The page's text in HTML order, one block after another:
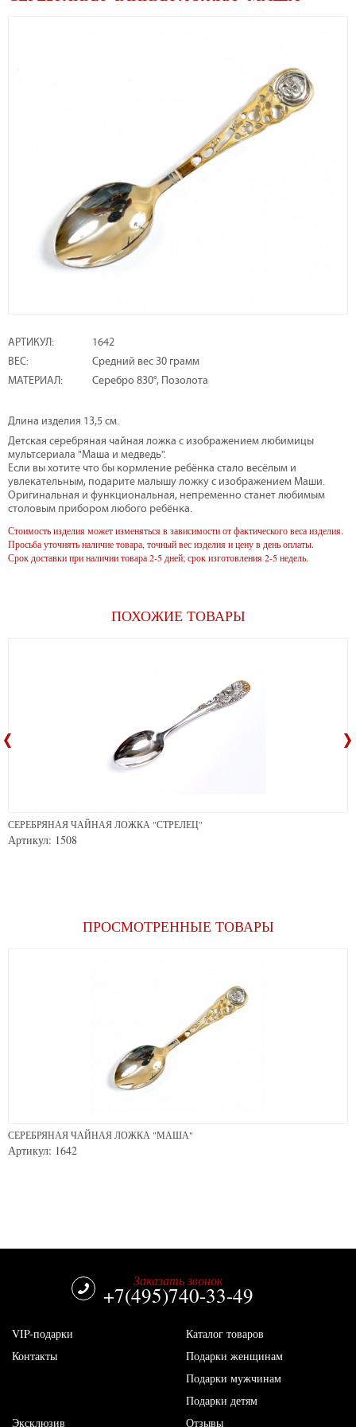
АРТИКУЛ:
1642
ВЕС:
Средний вес 30 грамм
МАТЕРИАЛ:
Серебро 830°, Позолота
Длина изделия 13,5 см.
Детская серебряная чайная ложка с изображением любимицы
мультсериала "Маша и медведь".
Если вы хотите что бы кормление ребёнка стало весёлым и
увлекательным, подарите малышу ложку с изображением Маши.
Оригинальная и функциональная, непременно станет любимым
столовым прибором любого ребёнка.
Стоимость изделия может изменяться в зависимости от фактического веса изделия.
Просьба уточнять наличие товара, точный вес изделия и цену в день оплаты.
Срок доставки при наличии товара 2-5 дней; срок изготовления 2-5 недель.
ПОХОЖИЕ ТОВАРЫ
СЕРЕБРЯНАЯ ЧАЙНАЯ ЛОЖКА "СТРЕЛЕЦ"
Артикул: 1508
ПРОСМОТРЕННЫЕ ТОВАРЫ
СЕРЕБРЯНАЯ ЧАЙНАЯ ЛОЖКА "МАША"
Артикул: 1642
Заказать звонок
+7(495)740-33-49
VIP-подарки
Контакты
Каталог товаров
Подарки женщинам
Подарки мужчинам
Подарки детям
Эксклюзив
Отзывы